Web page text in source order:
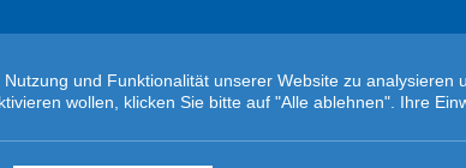
und Funktionalität unserer Website zu
wollen, klicken Sie bitte auf "Alle ablehnen". Ihre